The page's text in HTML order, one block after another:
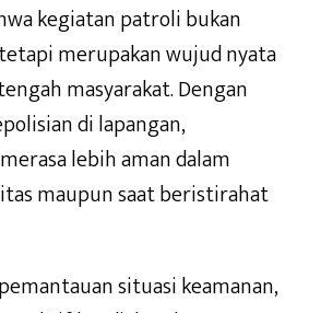
kegiatan patroli bukan
merupakan wujud nyata
masyarakat. Dengan
di lapangan,
lebih aman dalam
maupun saat beristirahat
situasi keamanan,